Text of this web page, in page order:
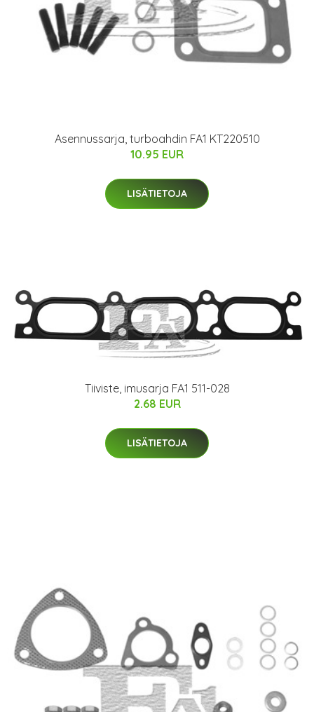
Asennussarja, turboahdin FA1 KT220510
10.95 EUR
LISÄTIETOJA
Tiiviste, imusarja FA1 511-028
2.68 EUR
LISÄTIETOJA